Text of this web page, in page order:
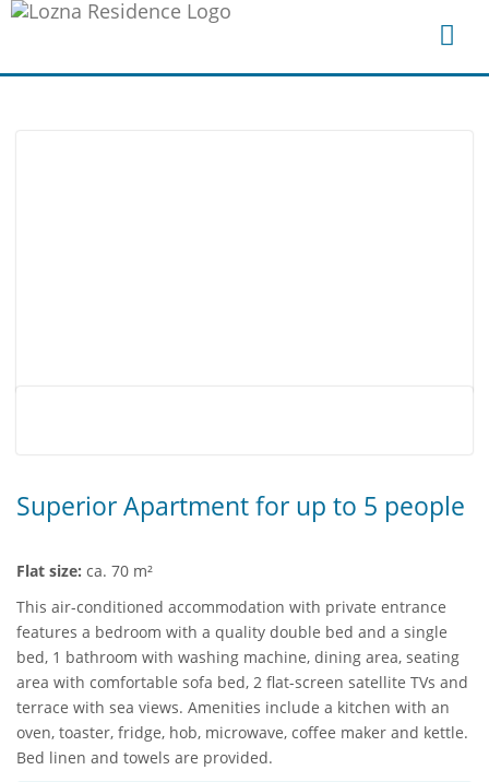
Superior Apartment for up to 5 people
Flat size: ca. 70 m²
This air-conditioned accommodation with private entrance
features a bedroom with a quality double bed and a single
bed, 1 bathroom with washing machine, dining area, seating
area with comfortable sofa bed, 2 flat-screen satellite TVs and
terrace with sea views. Amenities include a kitchen with an
oven, toaster, fridge, hob, microwave, coffee maker and kettle.
Bed linen and towels are provided.